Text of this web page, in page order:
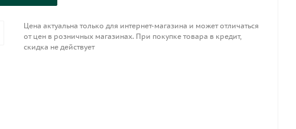
Цена актуальна только для интернет-магазина и может отличаться
от цен в розничных магазинах. При покупке товара в кредит,
скидка не действует